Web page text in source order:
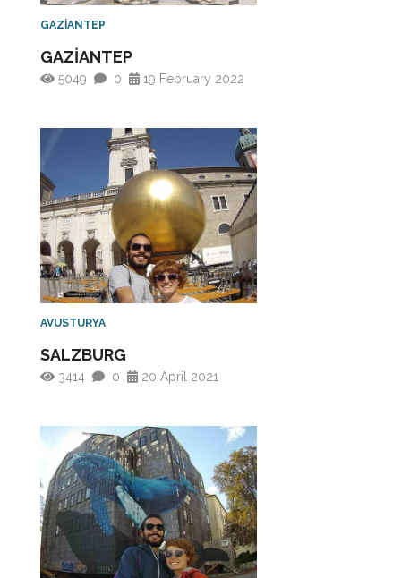
GAZİANTEP
GAZİANTEP
5049 0 19 February 2022
AVUSTURYA
SALZBURG
3414 0 20 April 2021